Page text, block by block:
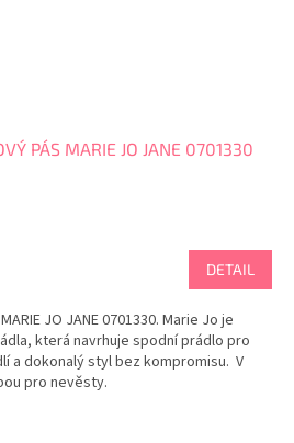
PÁS MARIE JO JANE 0701330
DETAIL
MARIE JO JANE 0701330. Marie Jo je
která navrhuje spodní prádlo pro
a dokonalý styl bez kompromisu. V
pro nevěsty.